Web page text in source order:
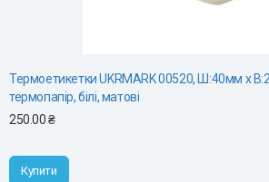
Термоетикетки UKRMARK 00520, Ш:40мм х
термопапір, білі, матові
250.00 ₴
Купити